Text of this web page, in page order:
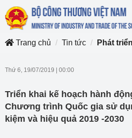
Trang chủ
Tin tức Phát
Thứ 6, 19/07/2019 00:00
Triển khai kế hoạch hành
Chương trình Quốc gia sử
kiệm và hiệu quả 2019 -2030